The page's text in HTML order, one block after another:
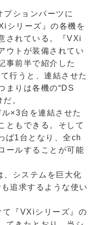
ションパーツに
シリーズ』の各機を
されている。『VXi
ウトが装備されてい
事前半で紹介した
行うと、連結させた
まりは各機の“DS
。
×3台を連結させた
ともできる。そして
ば1台となり、全ch
ールすることが可能
、システムを巨大化
追求するような使い
て『VXiシリーズ』の